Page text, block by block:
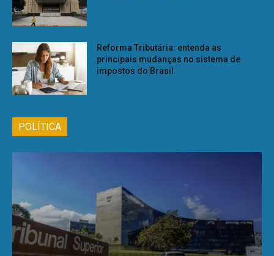
Reforma Tributária: entenda as
principais mudanças no sistema de
impostos do Brasil
POLÍTICA